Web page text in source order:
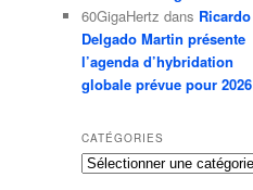
60GigaHertz dans Ricardo
Delgado Martin présente
l’agenda d’hybridation
globale prévue pour 2026
CATÉGORIES
Catégories